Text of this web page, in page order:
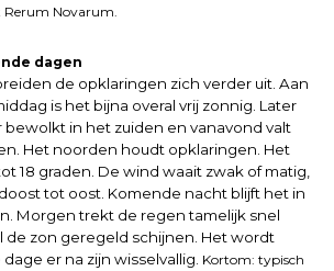
Rerum Novarum.
dagen
de opklaringen zich verder uit. Aan
is het bijna overal vrij zonnig. Later
bewolkt in het zuiden en vanavond valt
Het noorden houdt opklaringen. Het
18 graden. De wind waait zwak of matig,
tot oost. Komende nacht blijft het in
Morgen trekt de regen tamelijk snel
de zon geregeld schijnen. Het wordt
er na zijn wisselvallig. Kortom: typisch